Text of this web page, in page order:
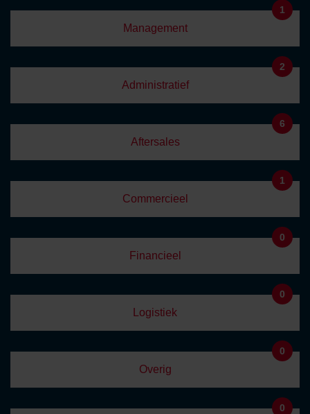
Management
1
Administratief
2
Aftersales
6
Commercieel
1
Financieel
0
Logistiek
0
Overig
0
0